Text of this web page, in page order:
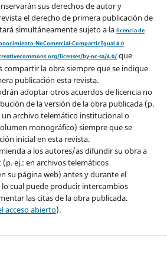
sus derechos de autor y
el derecho de primera publicación de
simultáneamente sujeto a la licencia de
NoComercial-Compartir Igual 4.0
licenses/by-nc-sa/4.0/que
compartir la obra siempre que se indique
publicación esta revista.
adoptar otros acuerdos de licencia no
de la versión de la obra publicada (p.
un archivo telemático institucional o
monográfico) siempre que se
inicial en esta revista.
a los autores/as difundir su obra a
ej.: en archivos telemáticos
su página web) antes y durante el
lo cual puede producir intercambios
las citas de la obra publicada.
acceso abierto).